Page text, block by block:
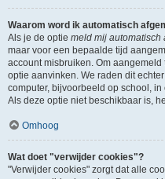
Waarom word ik automatisch
Als je de optie meld mij
maar voor een bepaalde tijd
account misbruiken. Om
optie aanvinken. We raden dit
computer, bijvoorbeeld op school,
Als deze optie niet beschikbaar is,
Omhoog
Wat doet "verwijder cookies"?
"Verwijder cookies" zorgt dat alle